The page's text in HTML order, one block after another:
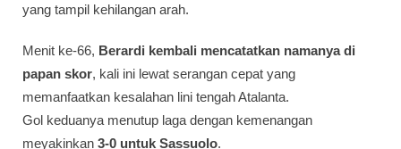
yang tampil kehilangan arah.
Menit ke-66, Berardi kembali mencatatkan namanya di
papan skor, kali ini lewat serangan cepat yang
memanfaatkan kesalahan lini tengah Atalanta.
Gol keduanya menutup laga dengan kemenangan
meyakinkan 3-0 untuk Sassuolo.